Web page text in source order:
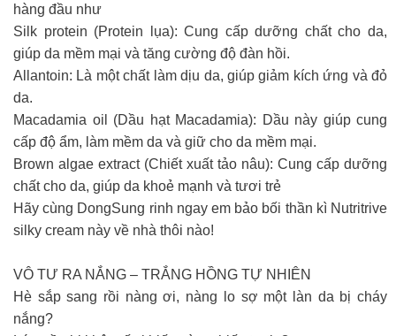
hàng đầu như
Silk protein (Protein lụa): Cung cấp dưỡng chất cho da,
giúp da mềm mại và tăng cường độ đàn hồi.
Allantoin: Là một chất làm dịu da, giúp giảm kích ứng và đỏ
da.
Macadamia oil (Dầu hạt Macadamia): Dầu này giúp cung
cấp độ ẩm, làm mềm da và giữ cho da mềm mại.
Brown algae extract (Chiết xuất tảo nâu): Cung cấp dưỡng
chất cho da, giúp da khoẻ mạnh và tươi trẻ
Hãy cùng DongSung rinh ngay em bảo bối thần kì Nutritrive
silky cream này về nhà thôi nào!
VÔ TƯ RA NẮNG – TRẮNG HỒNG TỰ NHIÊN
Hè sắp sang rồi nàng ơi, nàng lo sợ một làn da bị cháy
nắng?